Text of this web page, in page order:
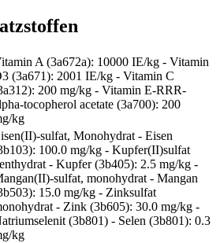
A (3a672a): 10000 IE/kg - Vitamin
(3a671): 2001 IE/kg - Vitamin C
200 mg/kg - Vitamin E-RRR-
tocopherol acetate (3a700): 200
kg
sulfat, Monohydrat - Eisen
100.0 mg/kg - Kupfer(II)sulfat
- Kupfer (3b405): 2.5 mg/kg -
sulfat, monohydrat - Mangan
15.0 mg/kg - Zinksulfat
- Zink (3b605): 30.0 mg/kg -
(3b801) - Selen (3b801): 0.3
kg